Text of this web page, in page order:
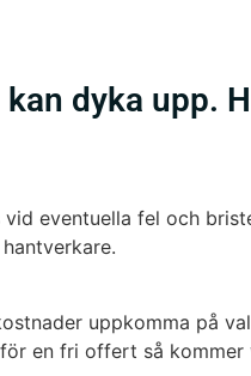
dyka upp.
eventuella fel och
uppkomma på
en fri offert så